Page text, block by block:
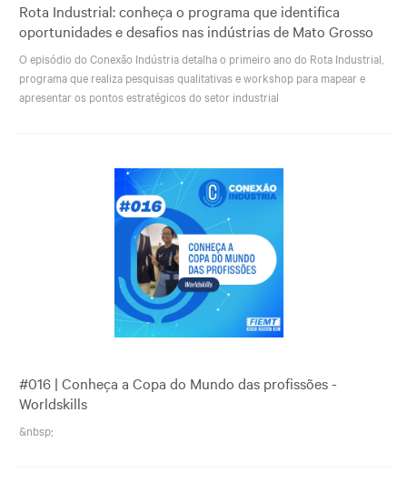
Rota Industrial: conheça o programa que identifica
oportunidades e desafios nas indústrias de Mato Grosso
O episódio do Conexão Indústria detalha o primeiro ano do Rota Industrial,
programa que realiza pesquisas qualitativas e workshop para mapear e
apresentar os pontos estratégicos do setor industrial
#016 | Conheça a Copa do Mundo das profissões -
Worldskills
&nbsp;